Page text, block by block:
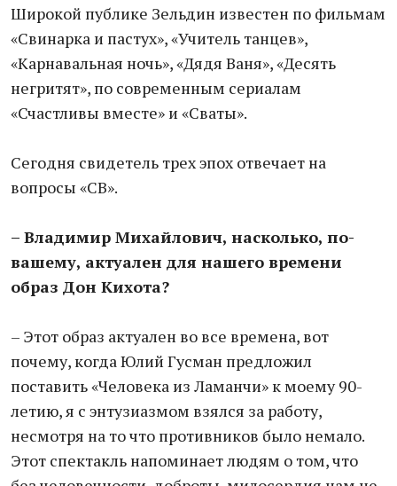
Широкой публике Зельдин известен по фильмам
«Свинарка и пастух», «Учитель танцев»,
«Карнавальная ночь», «Дядя Ваня», «Десять
негритят», по современным сериалам
«Счастливы вместе» и «Сваты».
Сегодня свидетель трех эпох отвечает на
вопросы «СВ».
– Владимир Михайлович, насколько, по-
вашему, актуален для нашего времени
образ Дон Кихота?
– Этот образ актуален во все времена, вот
почему, когда Юлий Гусман предложил
поставить «Человека из Ламанчи» к моему 90-
летию, я с энтузиазмом взялся за работу,
несмотря на то что противников было немало.
Этот спектакль напоминает людям о том, что